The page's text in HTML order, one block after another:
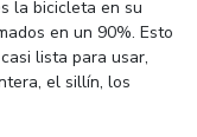
la bicicleta en su
en un 90%. Esto
lista para usar,
el sillín, los